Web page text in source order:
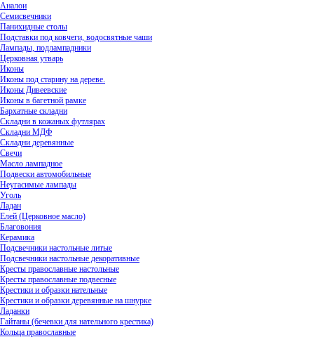
Аналои
Семисвечники
Панихидные столы
Подставки под ковчеги, водосвятные чаши
Лампады, подлампадники
Церковная утварь
Иконы
Иконы под старину на дереве.
Иконы Дивеевские
Иконы в багетной рамке
Бархатные складни
Складни в кожаных футлярах
Складни МДФ
Складни деревянные
Свечи
Масло лампадное
Подвески автомобильные
Неугасимые лампады
Уголь
Ладан
Елей (Церковное масло)
Благовония
Керамика
Подсвечники настольные литые
Подсвечники настольные декоративные
Кресты православные настольные
Кресты православные подвесные
Крестики и образки нательные
Крестики и образки деревянные на шнурке
Ладанки
Гайтаны (бечевки для нательного крестика)
Кольца православные